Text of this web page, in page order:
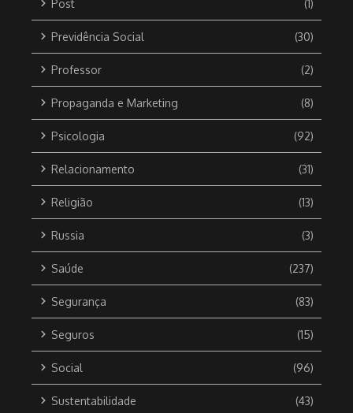
Post (1)
Previdência Social (30)
Professor (2)
Propaganda e Marketing (8)
Psicologia (92)
Relacionamento (31)
Religião (13)
Russia (3)
Saúde (237)
Segurança (83)
Seguros (15)
Social (96)
Sustentabilidade (43)